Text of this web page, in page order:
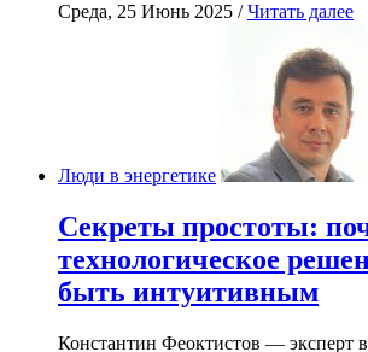
Среда, 25 Июнь 2025 /Читать далее
Люди в энергетике
Секреты простоты:
технологическое
быть интуитивным
Константин Феоктистов — эксперт в